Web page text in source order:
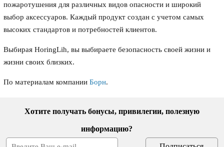
пожаротушения для различных видов опасности и широкий
выбор аксессуаров. Каждый продукт создан с учетом самых
высоких стандартов и потребностей клиентов.
Выбирая HoringLih, вы выбираете безопасность своей жизни и
жизни своих близких.
По материалам компанииБорн.
Хотите получать бонусы, привилегии, полезную
информацию?